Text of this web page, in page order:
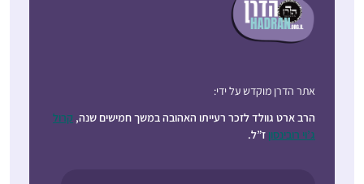
אתר הדרן מוקדש על ידי:
הרב ארט גוולד לזכר רעייתו האהובה במשך חמישים שנה, קרול
ג’וי רובינסון ז”ל.